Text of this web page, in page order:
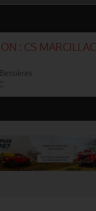
: CS MARCILLAC